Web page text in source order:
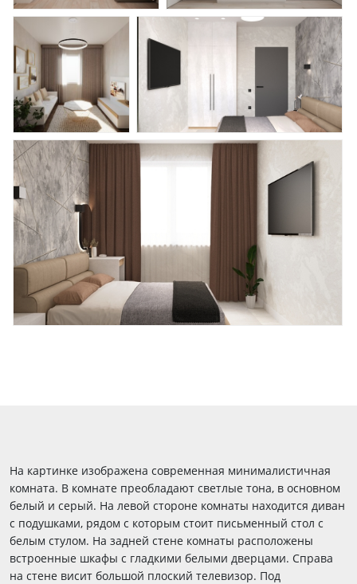
На картинке изображена современная минималистичная
комната. В комнате преобладают светлые тона, в основном
белый и серый. На левой стороне комнаты находится диван
с подушками, рядом с которым стоит письменный стол с
белым стулом. На задней стене комнаты расположены
встроенные шкафы с гладкими белыми дверцами. Справа
на стене висит большой плоский телевизор. Под